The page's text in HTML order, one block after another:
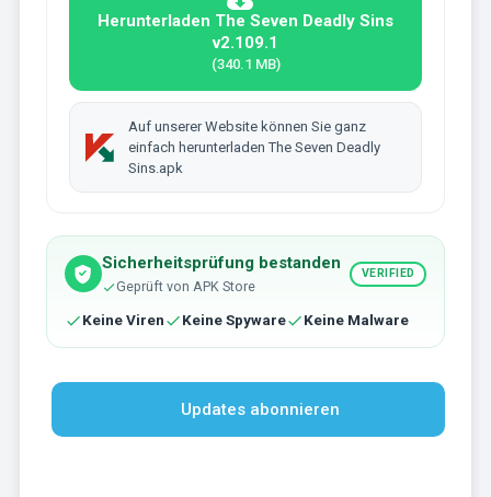
Herunterladen The Seven Deadly Sins
v2.109.1
(340.1 MB)
Auf unserer Website können Sie ganz
einfach herunterladen The Seven Deadly
Sins.apk
Sicherheitsprüfung bestanden
Geprüft von APK Store
VERIFIED
Keine Viren Keine Spyware Keine Malware
Updates abonnieren